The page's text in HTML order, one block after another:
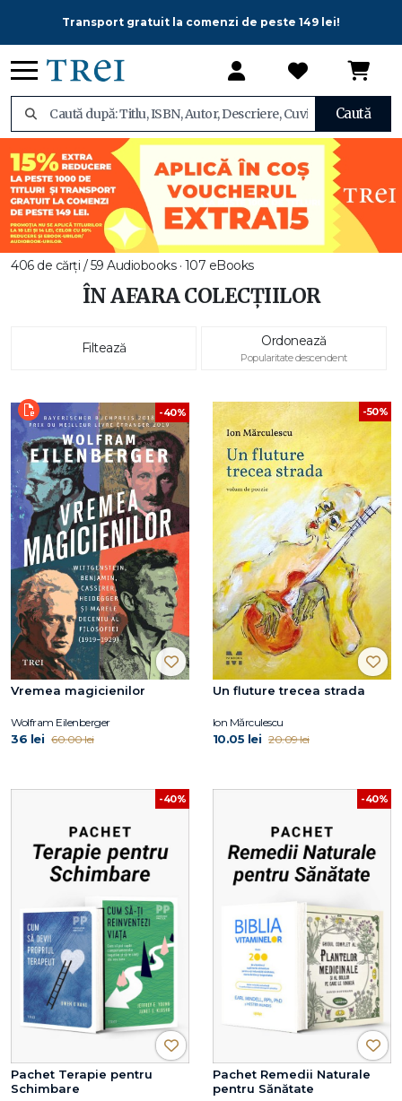
Transport gratuit la comenzi de peste 149 lei!
Caută
406 de cărți / 59 Audiobooks · 107 eBooks
ÎN AFARA COLECȚIILOR
Filtează Ordonează
Popularitate descendent
-40%
Vremea magicienilor
Wolfram Eilenberger
36 lei 60.00 lei
-50%
Un fluture trecea strada
Ion Mărculescu
10.05 lei 20.09 lei
-40%
Pachet Terapie pentru
Schimbare
-40%
Pachet Remedii Naturale
pentru Sănătate